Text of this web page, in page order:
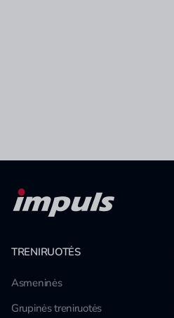
TRENIRUOTĖS
Asmeninės
Grupinės treniruotės